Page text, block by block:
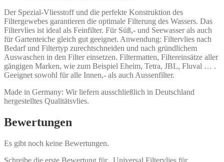
Der Spezial-Vliesstoff und die perfekte Konstruktion des
Filtergewebes garantieren die optimale Filterung des Wassers. Das
Filtervlies ist ideal als Feinfilter. Für Süß,- und Seewasser als auch
für Gartenteiche gleich gut geeignet. Anwendung: Filtervlies nach
Bedarf und Filtertyp zurechtschneiden und nach gründlichem
Auswaschen in den Filter einsetzen. Filtermatten, Filtereinsätze aller
gängigen Marken, wie zum Beispiel Eheim, Tetra, JBL, Fluval … .
Geeignet sowohl für alle Innen,- als auch Aussenfilter.
Made in Germany: Wir liefern ausschließlich in Deutschland
hergestelltes Qualitätsvlies.
Bewertungen
Es gibt noch keine Bewertungen.
Schreibe die erste Bewertung für „Universal Filtervlies für